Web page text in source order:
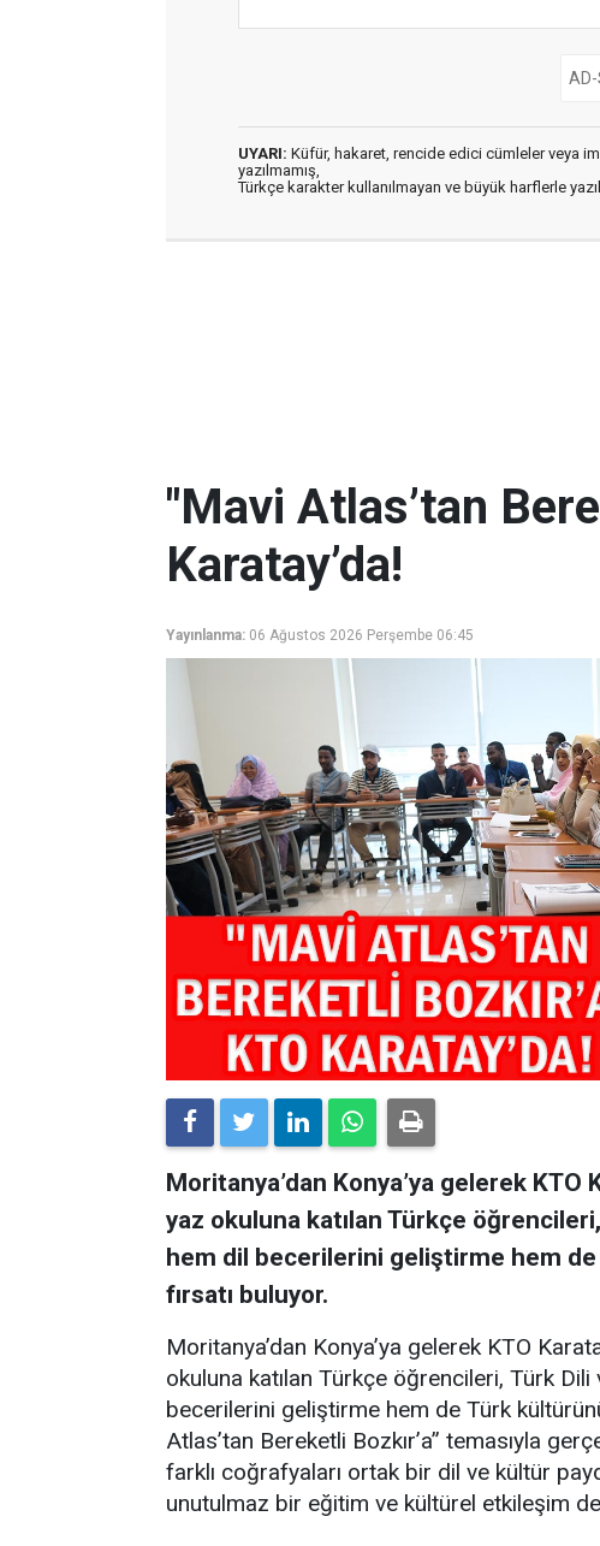
UYARI: Küfür, hakaret, rencide edici cümleler veya
yazılmamış,
Türkçe karakter kullanılmayan ve büyük harflerle
"Mavi Atlas’tan
Karatay’da!
Yayınlanma: 06 Ağustos 2026 Perşembe 06:45
Moritanya’dan Konya’ya gelerek
yaz okuluna katılan Türkçe
hem dil becerilerini geliştirme hem de
fırsatı buluyor.
Moritanya’dan Konya’ya gelerek KTO
okuluna katılan Türkçe öğrencileri, Türk
becerilerini geliştirme hem de Türk
Atlas’tan Bereketli Bozkır’a” temasıyla
farklı coğrafyaları ortak bir dil ve kültür
unutulmaz bir eğitim ve kültürel etkileşim